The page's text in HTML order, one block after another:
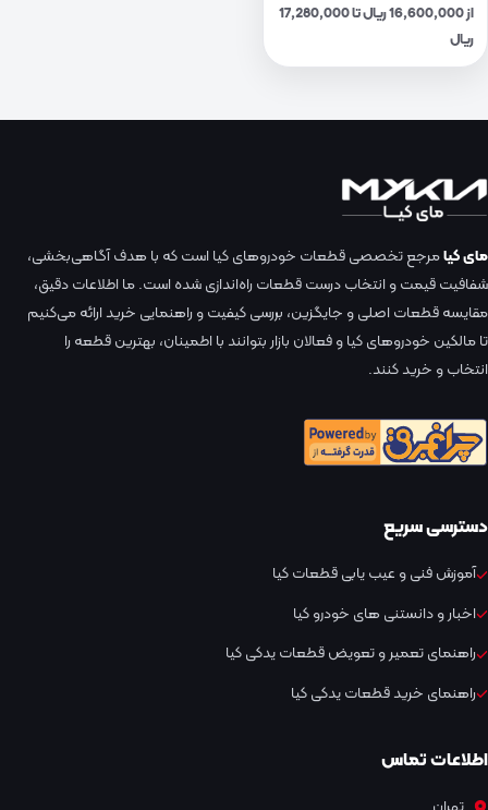
از 16,600,000 ریال تا 17,280,000
ریال
مای کیامرجع تخصصی قطعات خودروهای کیا است که با هدف آگاهی‌بخشی،
شفافیت قیمت و انتخاب درست قطعات راه‌اندازی شده است. ما اطلاعات دقیق،
مقایسه قطعات اصلی و جایگزین، بررسی کیفیت و راهنمایی خرید ارائه می‌کنیم
تا مالکین خودروهای کیا و فعالان بازار بتوانند با اطمینان، بهترین قطعه را
انتخاب و خرید کنند.
دسترسی سریع
آموزش فنی و عیب یابی قطعات کیا
اخبار و دانستنی های خودرو کیا
راهنمای تعمیر و تعویض قطعات یدکی کیا
راهنمای خرید قطعات یدکی کیا
اطلاعات تماس